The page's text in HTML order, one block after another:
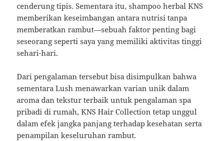
cenderung tipis. Sementara itu, shampoo herbal KNS
memberikan keseimbangan antara nutrisi tanpa
memberatkan rambut—sebuah faktor penting bagi
seseorang seperti saya yang memiliki aktivitas tinggi
sehari-hari.
Dari pengalaman tersebut bisa disimpulkan bahwa
sementara Lush menawarkan varian unik dalam
aroma dan tekstur terbaik untuk pengalaman spa
pribadi di rumah, KNS Hair Collection tetap unggul
dalam efek jangka panjang terhadap kesehatan serta
penampilan keseluruhan rambut.